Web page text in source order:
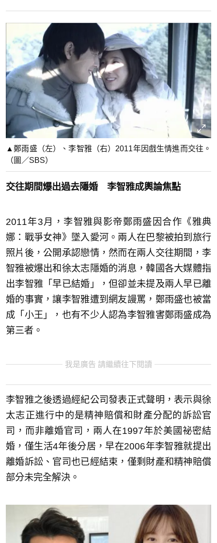
▲鄭雨盛（左）、李智雅（右）2011年因戲生情進而交往。
（圖／SBS）
交往期間爆出過去隱婚 李智雅成輿論焦點
2011年3月，李智雅與影帝鄭雨盛因合作《雅典
娜：戰爭女神》墜入愛河。兩人在巴黎被拍到旅行
照片後，公開承認戀情，然而在兩人交往期間，李
智雅被爆出和徐太志隱婚的消息，韓國各大媒體指
出李智雅「早已結婚」，但卻並未提及兩人早已離
婚的事實，讓李智雅遭到網友謾罵，鄭雨盛也被當
成「小王」，也有不少人認為李智雅害鄭雨盛成為
第三者。
我是廣告 請繼續往下閱讀
李智雅之後透過經紀公司發表正式聲明，表示與徐
太志正進行中的是精神賠償和財產分配的訴訟官
司，而非離婚官司，兩人在1997年於美國祕密結
婚，僅生活4年後分居，早在2006年李智雅就提出
離婚訴訟、官司也已經結束，僅剩財產和精神賠償
部分未完全解決。